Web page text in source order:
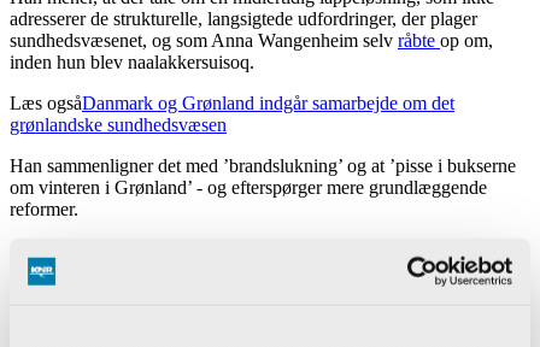
adresserer de strukturelle, langsigtede udfordringer, der plager
sundhedsvæsenet, og som Anna Wangenheim selv råbte op om,
inden hun blev naalakkersuisoq.
Læs ogsåDanmark og Grønland indgår samarbejde om det
grønlandske sundhedsvæsen
Han sammenligner det med ’brandslukning’ og at ’pisse i bukserne
om vinteren i Grønland’ - og efterspørger mere grundlæggende
reformer.
har stået og råbt og skreget om, siger Pele Broberg med henvisning
, inden hun kom til magten,